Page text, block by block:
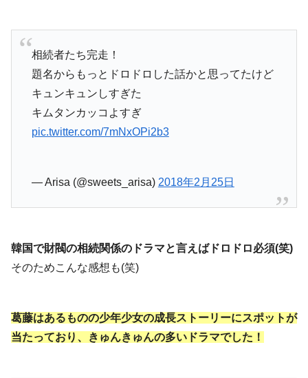
相続者たち完走！
題名からもっとドロドロした話かと思ってたけど
キュンキュンしすぎた
キムタンカッコよすぎ
pic.twitter.com/7mNxOPi2b3
— Arisa (@sweets_arisa) 2018年2月25日
韓国で財閥の相続関係のドラマと言えばドロドロ必須(笑)
そのためこんな感想も(笑)
葛藤はあるものの少年少女の成長ストーリーにスポットが
当たっており、きゅんきゅんの多いドラマでした！